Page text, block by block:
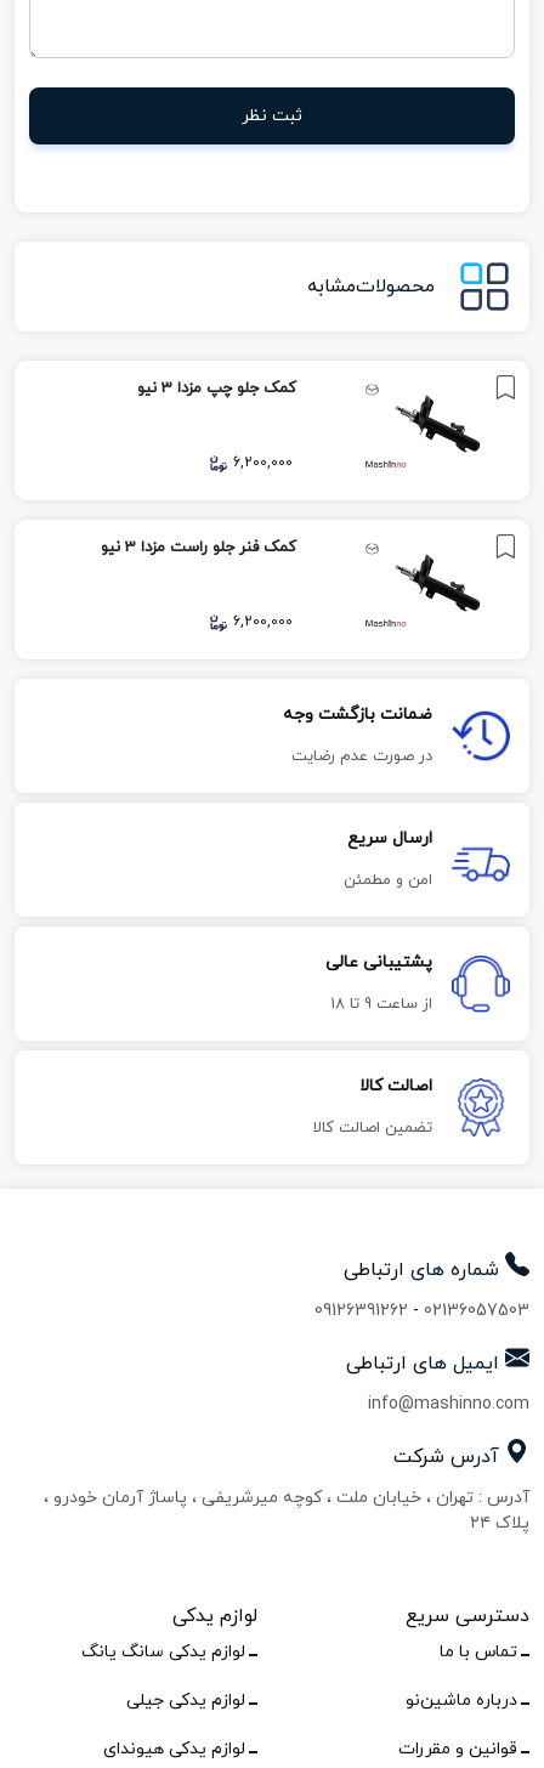
ثبت نظر
محصولاتمشابه
کمک جلو چپ مزدا 3 نیو
6,200,000
کمک فنر جلو راست مزدا 3 نیو
6,200,000
ضمانت بازگشت وجه
در صورت عدم رضایت
ارسال سریع
امن و مطمئن
پشتیبانی عالی
از ساعت 9 تا 18
اصالت کالا
تضمین اصالت کالا
شماره های ارتباطی
02136057503
-
09126391262
ایمیل های ارتباطی
info@mashinno.com
آدرس شرکت
آدرس : تهران ، خیابان ملت ، کوچه میرشریفی ، پاساژ آرمان خودرو ،
پلاک ۲۴
دسترسی سریع
تماس با ما
درباره ماشین‌نو
قوانین و مقررات
لوازم یدکی
لوازم یدکی سانگ یانگ
لوازم یدکی جیلی
لوازم یدکی هیوندای